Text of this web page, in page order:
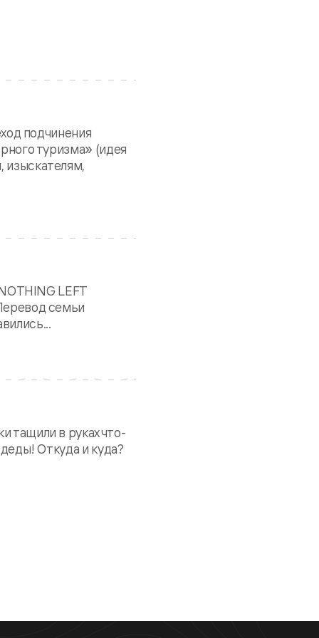
подчинения
туризма» (идея
изыскателям,
LEFT
семьи
тащили в руках что-
Откуда и куда?